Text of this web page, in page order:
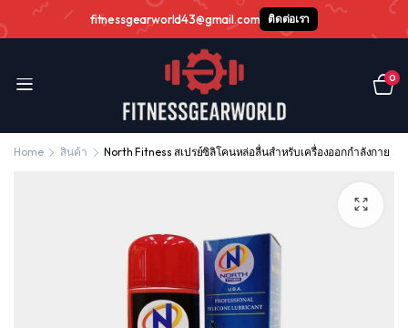
fitnessgearworld43@gmail.com ติดต่อเรา
0
Home สินค้า North Fitness สเปรย์ซิลิโคนหล่อลื่นสำหรับเครื่องออกกำลังกาย